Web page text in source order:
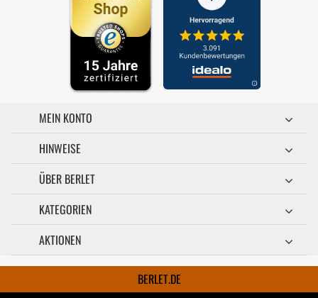
MEIN KONTO
HINWEISE
ÜBER BERLET
KATEGORIEN
AKTIONEN
BERLET.DE